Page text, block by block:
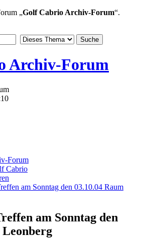
„Golf Cabrio Archiv-Forum“.
Archiv-Forum
Forum
Cabrio
am Sonntag den 03.10.04 Raum
am Sonntag den
Leonberg